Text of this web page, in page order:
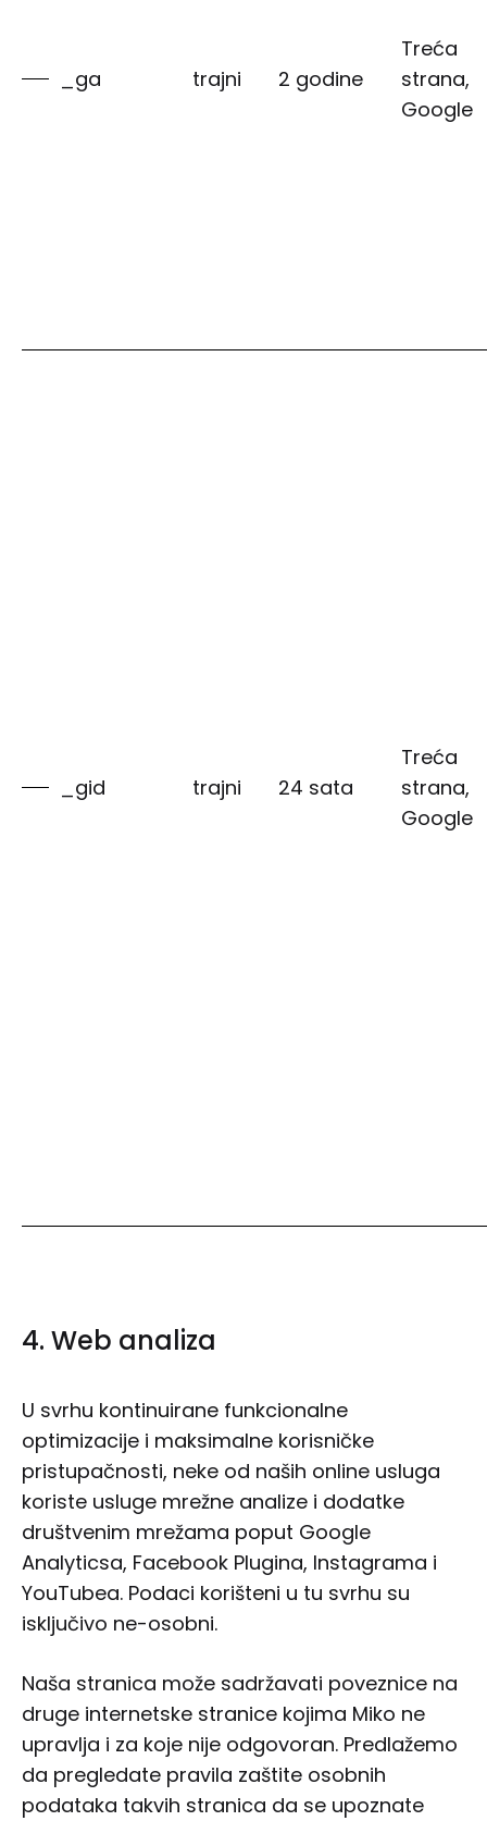
_ga trajni 2 godine
Treća
strana,
Google
_gid trajni 24 sata
Treća
strana,
Google
4. Web analiza
U svrhu kontinuirane funkcionalne
optimizacije i maksimalne korisničke
pristupačnosti, neke od naših online usluga
koriste usluge mrežne analize i dodatke
društvenim mrežama poput Google
Analyticsa, Facebook Plugina, Instagrama i
YouTubea. Podaci korišteni u tu svrhu su
isključivo ne-osobni.
Naša stranica može sadržavati poveznice na
druge internetske stranice kojima Miko ne
upravlja i za koje nije odgovoran. Predlažemo
da pregledate pravila zaštite osobnih
podataka takvih stranica da se upoznate